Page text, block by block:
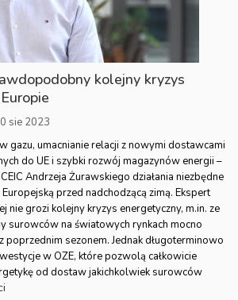
kolejny kryzys
sie 2023
gazu, umacnianie relacji z nowymi dostawcami
do UE i szybki rozwój magazynów energii –
Andrzeja Żurawskiego działania niezbędne
przed nadchodzącą zimą. Ekspert
nie grozi kolejny kryzys energetyczny, m.in. ze
surowców na światowych rynkach mocno
poprzednim sezonem. Jednak długoterminowo
w OZE, które pozwolą całkowicie
od dostaw jakichkolwiek surowców